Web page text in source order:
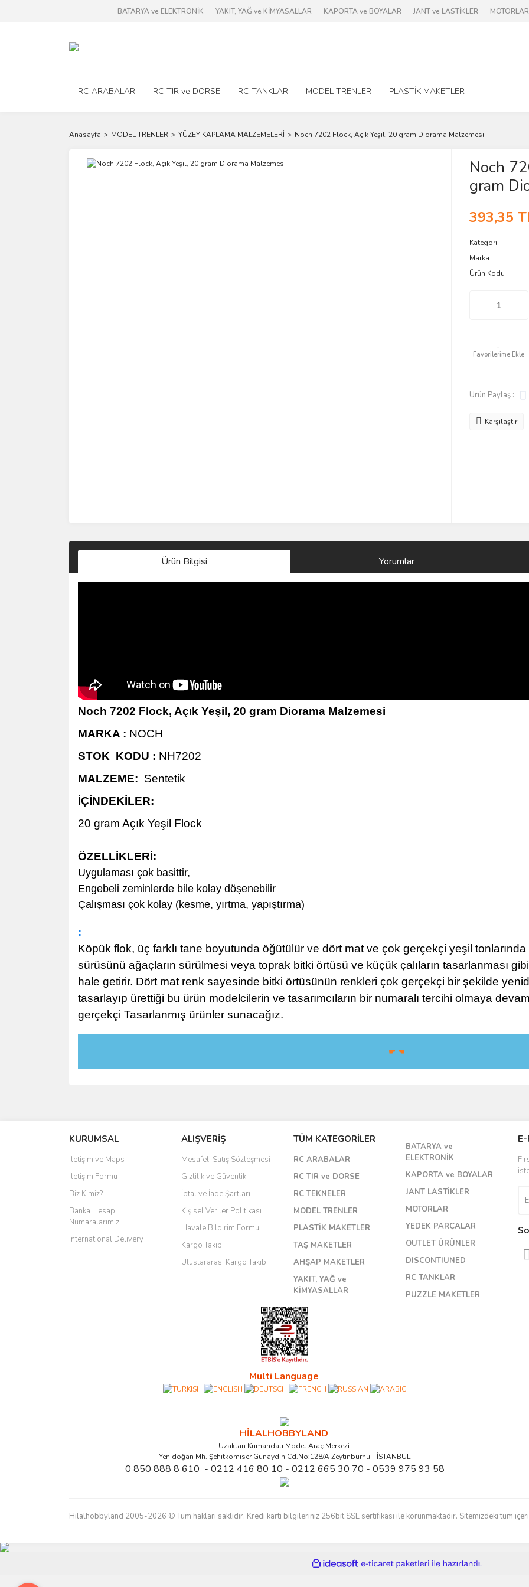
BATARYA ve ELEKTRONİK YAKIT, YAĞ ve KİMYASALLAR KAPORTA ve BOYALAR JANT ve LASTİKLER
RC ARABALAR RC TIR ve DORSE RC TANKLAR MODEL TRENLER PLASTİK MAKETLER
Anasayfa MODEL TRENLER YÜZEY KAPLAMA MALZEMELERİ Noch 7202 Flock, Açık Yeşil, 20 gram Diorama Malzemesi
Noch
gram
393,35
Kategori
Marka
Ürün Kodu
Ürün Paylaş :
Karşılaştır
Ürün Bilgisi Yorumlar
Noch 7202 Flock, Açık Yeşil, 20 gram Diorama Malzemesi
MARKA : NOCH
STOK KODU : NH7202
MALZEME: Sentetik
İÇİNDEKİLER:
20 gram Açık Yeşil Flock
ÖZELLİKLERİ:
Uygulaması çok basittir,
Engebeli zeminlerde bile kolay döşenebilir
Çalışması çok kolay (kesme, yırtma, yapıştırma)
:
Köpük flok, üç farklı tane boyutunda öğütülür ve dört mat ve çok gerçekçi yeşil tonlarında
sürüsünü ağaçların sürülmesi veya toprak bitki örtüsü ve küçük çalıların tasarlanması
hale getirir. Dört mat renk sayesinde bitki örtüsünün renkleri çok gerçekçi bir şekilde
tasarlayıp ürettiği bu ürün modelcilerin ve tasarımcıların bir numaralı tercihi olmaya
gerçekçi Tasarlanmış ürünler sunacağız.
☛ ☚
Yorum Yaz
KURUMSAL
İletişim ve Maps
İletişim Formu
Biz Kimiz?
Banka Hesap
Numaralarımız
International Delivery
ALIŞVERİŞ
Mesafeli Satış Sözleşmesi
Gizlilik ve Güvenlik
İptal ve İade Şartları
Kişisel Veriler Politikası
Havale Bildirim Formu
Kargo Takibi
Uluslararası Kargo Takibi
TÜM KATEGORİLER
RC ARABALAR
RC TIR ve DORSE
RC TEKNELER
MODEL TRENLER
PLASTİK MAKETLER
TAŞ MAKETLER
AHŞAP MAKETLER
YAKIT, YAĞ ve
KİMYASALLAR
BATARYA ve
ELEKTRONİK
KAPORTA ve BOYALAR
JANT LASTİKLER
MOTORLAR
YEDEK PARÇALAR
OUTLET ÜRÜNLER
DISCONTIUNED
RC TANKLAR
PUZZLE MAKETLER
Multi Language
HİLALHOBBYLAND
Uzaktan Kumandalı Model Araç Merkezi
Yenidoğan Mh. Şehitkomiser Günaydın Cd.No:128/A Zeytinburnu - İSTANBUL
0 850 888 8 610 - 0212 416 80 10 - 0212 665 30 70 - 0539 975 93 58
Hilalhobbyland 2005-2026 © Tüm hakları saklıdır. Kredi kartı bilgileriniz 256bit SSL sertifikası ile korunmaktadır. Sitemizdeki tüm
ideasoft
e-